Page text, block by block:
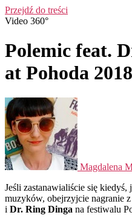
Przejdź do treści
Video 360°
Polemic feat.
at Pohoda 2018
Magdalena
Jeśli zastanawialiście się
muzyków, obejrzyjcie nagranie
i Dr. Ring Dinga na festiwalu